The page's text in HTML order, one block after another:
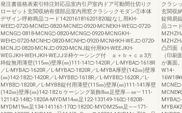
発注書規格表索引特注対応品室内引戸室内ドア可動間仕切りク
ローゼット玄関収納有償部品室内用窓クラシックモダン①本体
デザイン呼称商品コード1420161816201820錠なし用KH-
WEE□-0720-MCNE□-0820-MCNE□-0920-MCNEKH-WEG□-0720-
MCNG□-0818-MCNG□-0820-MCNG□-0920-MCNGKH-
WEH□-0720-MCNH□-0820-MCNH□-0920-MCNHKH-WEJ□-0720-
MCNJ□-0820-MCNJ□-0920-MCNJ錠付用KH-WEEJKH-
WEGJKH-WEHJKH-WEJJ②枠ケーシング付 ａ＋ｂ＋ｃａ3方
枠錠無用薄壁(115㎜)壁厚(㎜)111-141□-1420R／L-MYBA□-1618R
／L-MYBA□-1620R／L-MYBA□-1820R／L-MYBA厚壁(142㎜)壁厚
(㎜)142-182□-1420R／L-MYBB□-1618R／L-MYBB□-1620R／L-
MYBB□-1820R／L-MYBB錠付用薄壁(115㎜)壁厚(㎜)111-141厚壁
(142㎜)壁厚(㎜)142-182ｂケーシング装飾8㎜足壁厚︵㎜︶111-
121142-148□-1820A-MYDM14㎜足122-133149-160□-1820B-
MYDM19㎜足134-141161-170□-1820C-MYDM25㎜足――171-
クラシ
玄関収
錠簡易
品コー
凸凹面
（印刷
が裏面
W14･